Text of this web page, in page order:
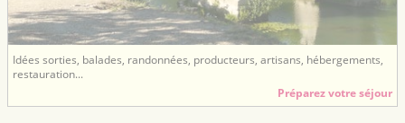
Idées sorties, balades, randonnées, producteurs, artisans, hébergements,
restauration...
Préparez votre séjour